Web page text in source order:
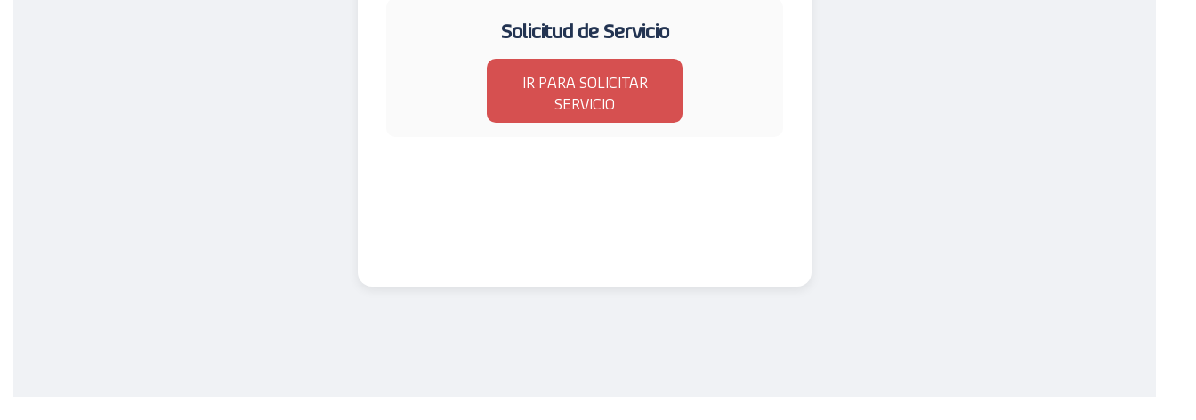
Solicitud de Servicio
IR PARA SOLICITAR
SERVICIO